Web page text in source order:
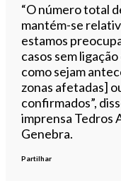
“O número total
mantém-se
estamos
casos sem
como sejam
zonas afetadas]
confirmados”,
imprensa Tedros
Genebra.
Partilhar